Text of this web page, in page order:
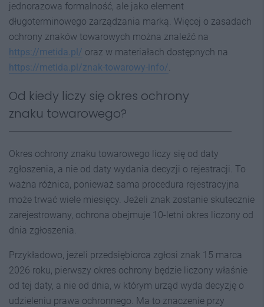
jednorazowa formalność, ale jako element
długoterminowego zarządzania marką. Więcej o zasadach
ochrony znaków towarowych można znaleźć na
https://metida.pl/ oraz w materiałach dostępnych na
https://metida.pl/znak-towarowy-info/.
Od kiedy liczy się okres ochrony
znaku towarowego?
Okres ochrony znaku towarowego liczy się od daty
zgłoszenia, a nie od daty wydania decyzji o rejestracji. To
ważna różnica, ponieważ sama procedura rejestracyjna
może trwać wiele miesięcy. Jeżeli znak zostanie skutecznie
zarejestrowany, ochrona obejmuje 10-letni okres liczony od
dnia zgłoszenia.
Przykładowo, jeżeli przedsiębiorca zgłosi znak 15 marca
2026 roku, pierwszy okres ochrony będzie liczony właśnie
od tej daty, a nie od dnia, w którym urząd wyda decyzję o
udzieleniu prawa ochronnego. Ma to znaczenie przy